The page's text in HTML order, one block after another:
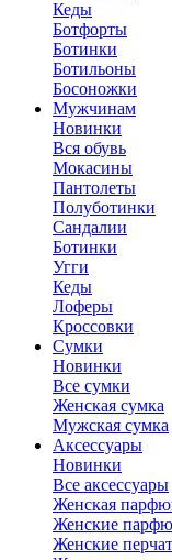
Кеды
Ботфорты
Ботинки
Ботильоны
Босоножки
Мужчинам
Новинки
Вся обувь
Мокасины
Пантолеты
Полуботинки
Сандалии
Ботинки
Угги
Кеды
Лоферы
Кроссовки
Сумки
Новинки
Все сумки
Женская сумка
Мужская сумка
Аксессуары
Новинки
Все аксессуары
Женская
Женские
Женские